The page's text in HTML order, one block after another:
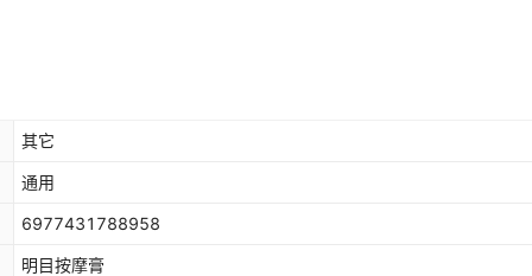
其它
通用
6977431788958
明目按摩膏